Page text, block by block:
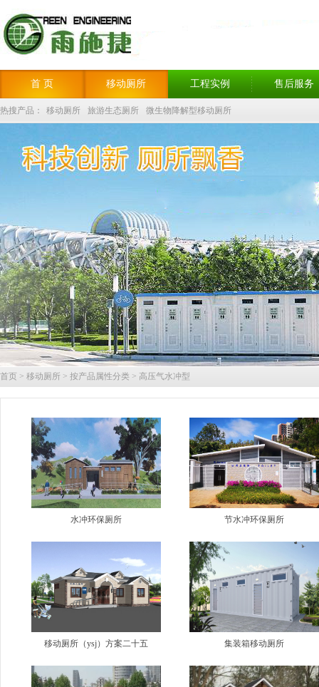
首 页 移动厕所 工程实例 售后服务
热搜产品： 移动厕所 旅游生态厕所 微生物降解型移动厕所
首页 > 移动厕所 > 按产品属性分类 > 高压气水冲型
水冲环保厕所 节水冲环保厕所
移动厕所（ysj）方案二十五 集装箱移动厕所